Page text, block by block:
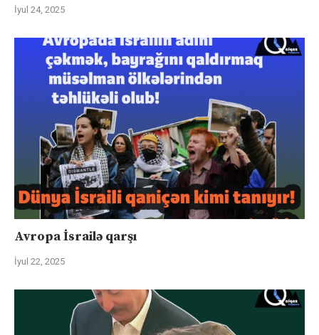
İyul 24, 2025
Avropa İsrailə qarşı
İyul 22, 2025